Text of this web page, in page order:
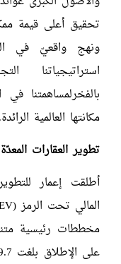
تحقيق أعلى قيمة
ونهج واقعيّ في
استراتيجياتنا
بالفخرلمساهمتنا
مكانتها العالمية
تطوير العقارات
أطلقت إعمار
مخططات رئيسية